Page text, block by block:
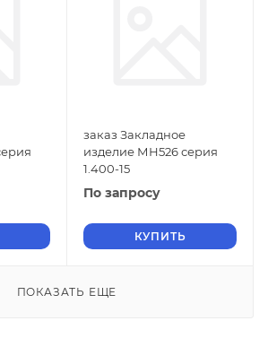
заказ Закладное
изделие МН526 серия
1.400-15
По запросу
КУПИТЬ
ПОКАЗАТЬ ЕЩЕ